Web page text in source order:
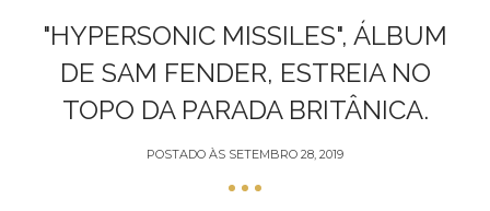
"HYPERSONIC MISSILES", ÁLBUM
DE SAM FENDER, ESTREIA NO
TOPO DA PARADA BRITÂNICA.
POSTADO ÀS SETEMBRO 28, 2019